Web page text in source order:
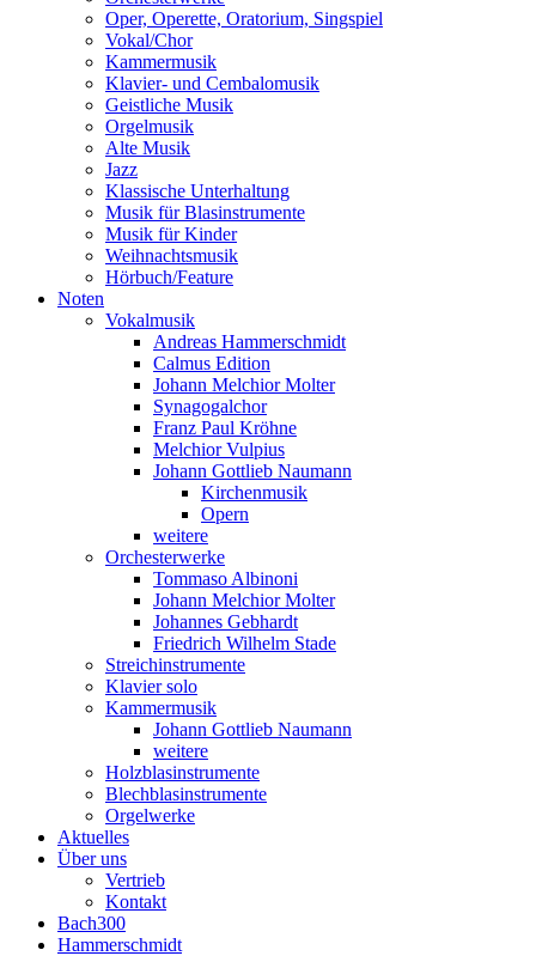
Oper, Operette, Oratorium, Singspiel
Vokal/Chor
Kammermusik
Klavier- und Cembalomusik
Geistliche Musik
Orgelmusik
Alte Musik
Jazz
Klassische Unterhaltung
Musik für Blasinstrumente
Musik für Kinder
Weihnachtsmusik
Hörbuch/Feature
Noten
Vokalmusik
Andreas Hammerschmidt
Calmus Edition
Johann Melchior Molter
Synagogalchor
Franz Paul Kröhne
Melchior Vulpius
Johann Gottlieb Naumann
Kirchenmusik
Opern
weitere
Orchesterwerke
Tommaso Albinoni
Johann Melchior Molter
Johannes Gebhardt
Friedrich Wilhelm Stade
Streichinstrumente
Klavier solo
Kammermusik
Johann Gottlieb Naumann
weitere
Holzblasinstrumente
Blechblasinstrumente
Orgelwerke
Aktuelles
Über uns
Vertrieb
Kontakt
Bach300
Hammerschmidt